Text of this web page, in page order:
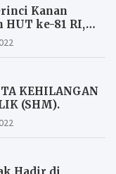
Kanan
HUT ke-81 RI,
KEHILANGAN
(SHM).
Hadir di